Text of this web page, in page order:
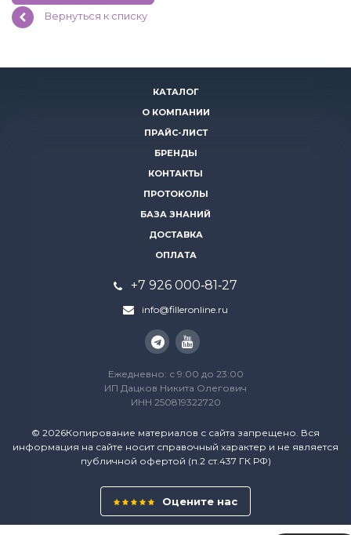
Вернуться к списку
© 2026Копирование материалов с сайта запрещено. Вся
информация на сайте носит справочный характер и не является
публичной офертой (п.2 ст.437 ГК РФ)
Оцените нас
КАТАЛОГ
О КОМПАНИИ
ПРАЙС-ЛИСТ
БРЕНДЫ
КОНТАКТЫ
ПРОТОКОЛЫ
БАЗА ЗНАНИЙ
ДОСТАВКА
ОПЛАТА
+7 926 000‑81‑27
info@filleronline.ru
Ежедневно: с 9:00 до 23:00
ИП Дацков Никита Олегович
ИНН 250819322720